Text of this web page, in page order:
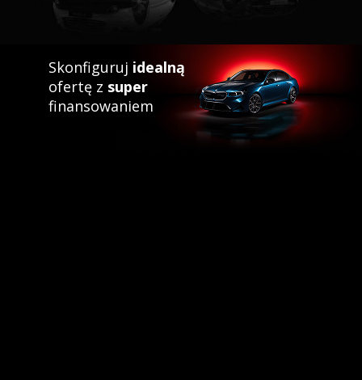
Skonfiguruj idealną
ofertę z super
finansowaniem